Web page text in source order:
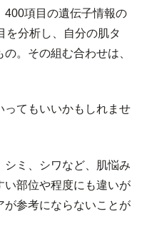
400項目の遺伝子情報の
を分析し、自分の肌タ
。その組む合わせは、
ってもいいかもしれませ
ミ、シワなど、肌悩み
い部位や程度にも違いが
が参考にならないことが